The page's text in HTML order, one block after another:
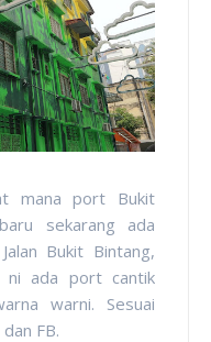
mana port Bukit
sekarang ada
Bukit Bintang,
ni ada port cantik
warni. Sesuai
FB.